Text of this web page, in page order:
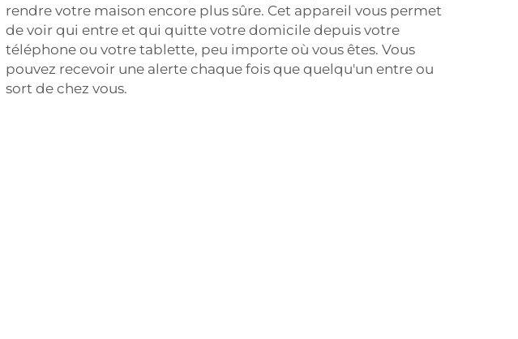
rendre votre maison encore plus sûre. Cet appareil vous permet
de voir qui entre et qui quitte votre domicile depuis votre
téléphone ou votre tablette, peu importe où vous êtes. Vous
pouvez recevoir une alerte chaque fois que quelqu'un entre ou
sort de chez vous.